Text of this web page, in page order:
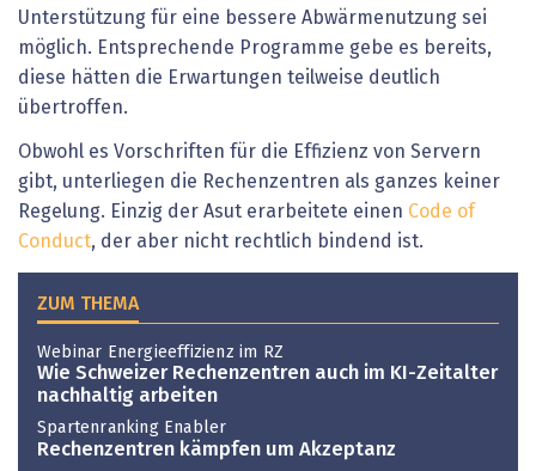
Unterstützung für eine bessere Abwärmenutzung sei
möglich. Entsprechende Programme gebe es bereits,
diese hätten die Erwartungen teilweise deutlich
übertroffen.
Obwohl es Vorschriften für die Effizienz von Servern
gibt, unterliegen die Rechenzentren als ganzes keiner
Regelung. Einzig der Asut erarbeitete einen Code of
Conduct, der aber nicht rechtlich bindend ist.
ZUM THEMA
Webinar Energieeffizienz im RZ
Wie Schweizer Rechenzentren auch im KI-Zeitalter
nachhaltig arbeiten
Spartenranking Enabler
Rechenzentren kämpfen um Akzeptanz